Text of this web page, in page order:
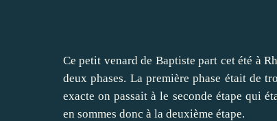
Ce petit venard de Baptiste part cet été à
deux phases. La première phase était de
exacte on passait à le seconde étape qui
en sommes donc à la deuxième étape.